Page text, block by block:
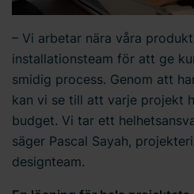
– Vi arbetar nära våra
installationsteam för att ge
smidig process. Genom att
kan vi se till att varje projekt
budget. Vi tar ett
säger Pascal Sayah,
designteam.